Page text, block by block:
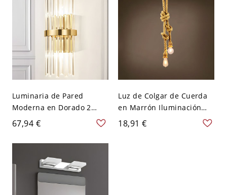
Luminaria de Pared
Moderna en Dorado 2
Luces Aplique de Pared
Metálico copn Sombra de
Cristal para Salón -
67,94 €
Luz de Colgar de Cuerda
en Marrón Iluminación
Pendiente Industrial para
Restaurante - 110 A 120 V
18,91 €